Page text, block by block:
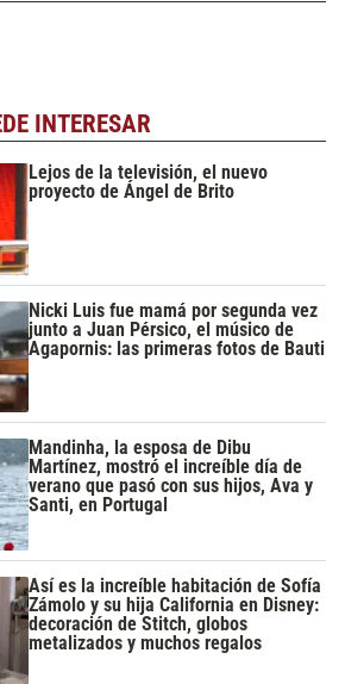
INTERESAR
Lejos de la televisión, el nuevo
proyecto de Ángel de Brito
Nicki Luis fue mamá por segunda vez
junto a Juan Pérsico, el músico de
Agapornis: las primeras fotos de Bauti
Mandinha, la esposa de Dibu
Martínez, mostró el increíble día de
verano que pasó con sus hijos, Ava y
Santi, en Portugal
Así es la increíble habitación de Sofía
Zámolo y su hija California en Disney:
decoración de Stitch, globos
metalizados y muchos regalos